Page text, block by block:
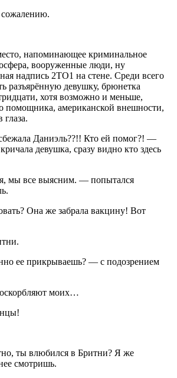
напоминающее криминальное
вооруженные люди, ну
надпись 2TO1 на стене. Среди всего
разъярённую девушку, брюнетка
хотя возможно и меньше,
помощника, американской внешности,
глаза.
Даниэль??!! Кто ей помог?! —
девушка, сразу видно кто здесь
мы все выясним. — попытался
Она же забрала вакцину! Вот
ее прикрываешь? — с подозрением
моих…
ты влюбился в Бритни? Я же
смотришь.